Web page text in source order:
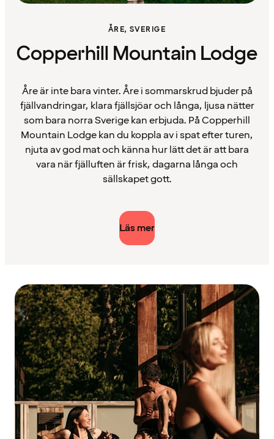
ÅRE, SVERIGE
Copperhill Mountain Lodge
Åre är inte bara vinter. Åre i sommarskrud bjuder på
fjällvandringar, klara fjällsjöar och långa, ljusa nätter
som bara norra Sverige kan erbjuda. På Copperhill
Mountain Lodge kan du koppla av i spat efter turen,
njuta av god mat och känna hur lätt det är att bara
vara när fjälluften är frisk, dagarna långa och
sällskapet gott.
Läs mer